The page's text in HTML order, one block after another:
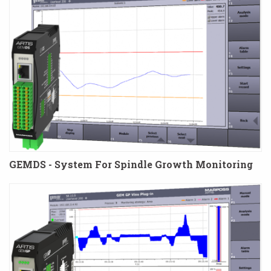
GEMDS - System For Spindle Growth Monitoring